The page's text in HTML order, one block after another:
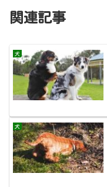
関連記事
犬
犬